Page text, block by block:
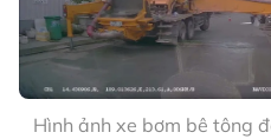
Hình ảnh xe bơm bê tông